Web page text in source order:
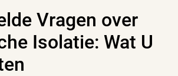
Vragen over
Isolatie: Wat U